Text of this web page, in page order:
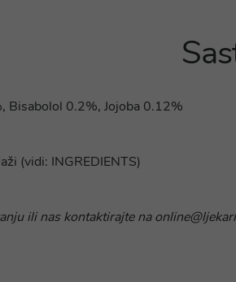
Bisabolol 0.2%, Jojoba 0.12%
(vidi: INGREDIENTS)
ili nas kontaktirajte na